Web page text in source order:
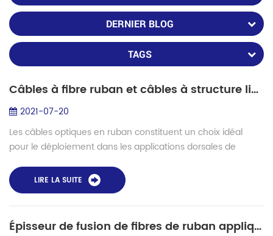
DERNIER BLOG
TAGS
Câbles à fibre ruban et câbles à structure libre
2021-07-20
Les câbles optiques en ruban constituent un choix idéal
pour le déploiement dans les applications dorsales de
nombre de fibres supérieur à 24 est re...
LIRE LA SUITE
Épisseur de fusion de fibres de ruban appliqué dans PDA (réseau de photodiodes)